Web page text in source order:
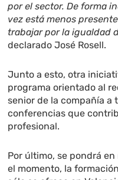
por el sector. De forma
vez está menos
trabajar por la igualdad
declarado José Rosell.
Junto a esto, otra
programa orientado al
senior de la compañía a
conferencias que
profesional.
Por último, se pondrá en
el momento, la